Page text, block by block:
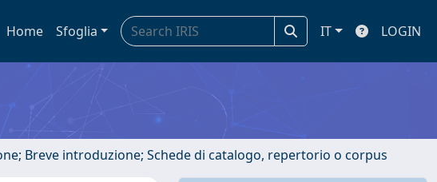
Home Sfoglia IT LOGIN
Breve introduzione; Schede di catalogo, repertorio o corpus